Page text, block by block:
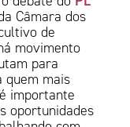
Câmara dos
de
movimento
para
quem mais
importante
oportunidades